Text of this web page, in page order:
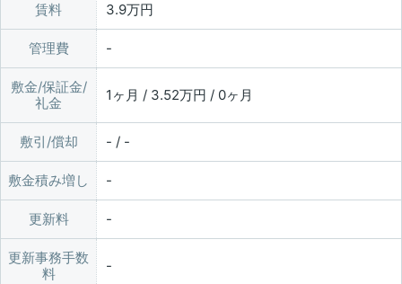
賃料 3.9万円
管理費
敷金/保証金/
礼金
1ヶ月 / 3.52万円 / 0ヶ月
敷引/償却 - / -
敷金積み増し
更新料
更新事務手数
料